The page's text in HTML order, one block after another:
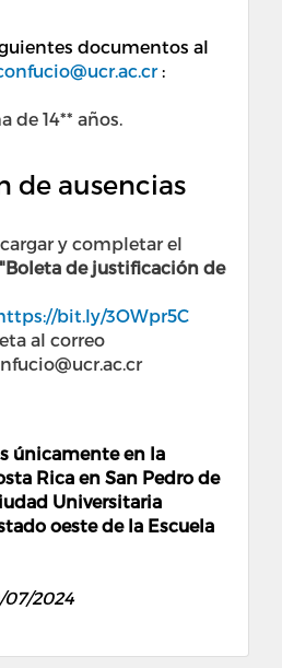
documentos al
:
de 14** años.
de ausencias
y completar el
"Boleta de justificación de
bit.ly/3OWpr5C
al correo
únicamente en la
Rica en San Pedro de
Universitaria
oeste de la Escuela
2024